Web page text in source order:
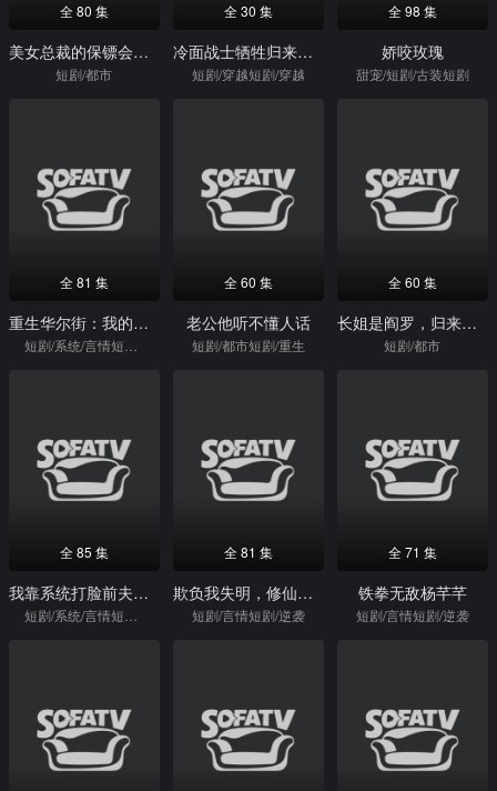
全 80 集
美女总裁的保镖会剑来
短剧/都市
全 30 集
冷面战士牺牲归来竟是女儿身
短剧/穿越短剧/穿越
全 98 集
娇咬玫瑰
甜宠/短剧/古装短剧
全 81 集
重生华尔街：我的情报系统通未来
全 60 集
老公他听不懂人话
短剧/都市短剧/重生
全 60 集
长姐是阎罗，归来横扫一切
短剧/都市
全 85 集
我靠系统打脸前夫一家
全 81 集
欺负我失明，修仙成功你别哭
短剧/言情短剧/逆袭
全 71 集
铁拳无敌杨芊芊
短剧/言情短剧/逆袭